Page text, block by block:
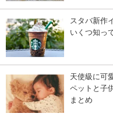
スタバ新作
いくつ知っ
天使級に可
ペットと子
まとめ